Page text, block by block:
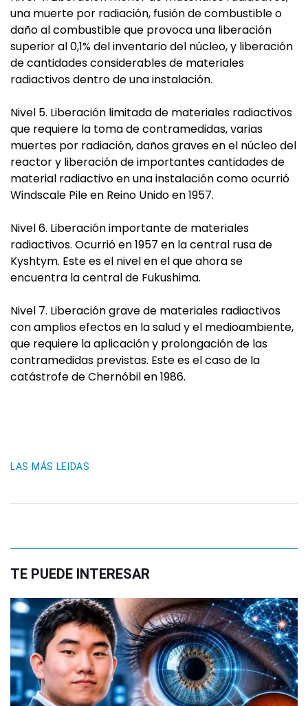
una muerte por radiación, fusión de combustible o
daño al combustible que provoca una liberación
superior al 0,1% del inventario del núcleo, y liberación
de cantidades considerables de materiales
radiactivos dentro de una instalación.
Nivel 5. Liberación limitada de materiales radiactivos
que requiere la toma de contramedidas, varias
muertes por radiación, daños graves en el núcleo del
reactor y liberación de importantes cantidades de
material radiactivo en una instalación como ocurrió
Windscale Pile en Reino Unido en 1957.
Nivel 6. Liberación importante de materiales
radiactivos. Ocurrió en 1957 en la central rusa de
Kyshtym. Este es el nivel en el que ahora se
encuentra la central de Fukushima.
Nivel 7. Liberación grave de materiales radiactivos
con amplios efectos en la salud y el medioambiente,
que requiere la aplicación y prolongación de las
contramedidas previstas. Este es el caso de la
catástrofe de Chernóbil en 1986.
LAS MÁS LEIDAS
TE PUEDE INTERESAR